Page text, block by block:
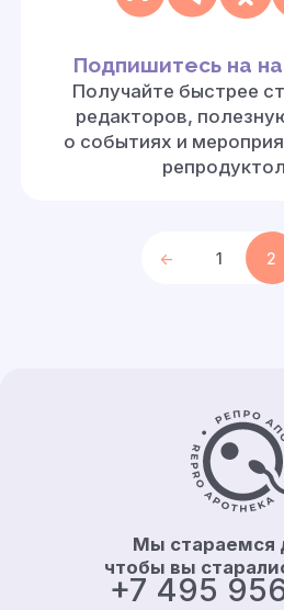
Подпишитесь на
Получайте быстрее
редакторов,
о событиях и
<- 1 2
Контакты и
+7 495
Мы стараемся
чтобы вы